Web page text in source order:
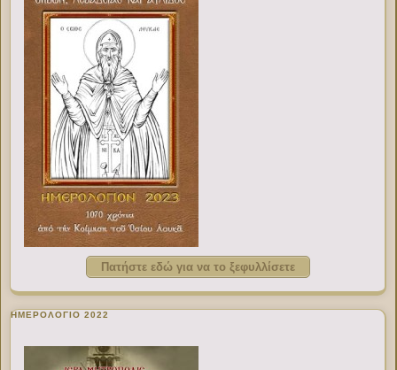
Πατήστε εδώ για να το ξεφυλλίσετε
ΗΜΕΡΟΛΟΓΙΟ 2022